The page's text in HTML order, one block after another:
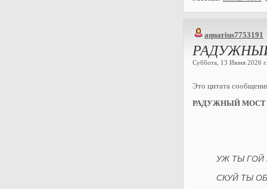
aquarius7753191
Суббота, 13 Июня 2026
Это цитата
РАДУЖНЫЙ МОСТ
УЖ ТЫ ГОЙ
СКУЙ ТЫ